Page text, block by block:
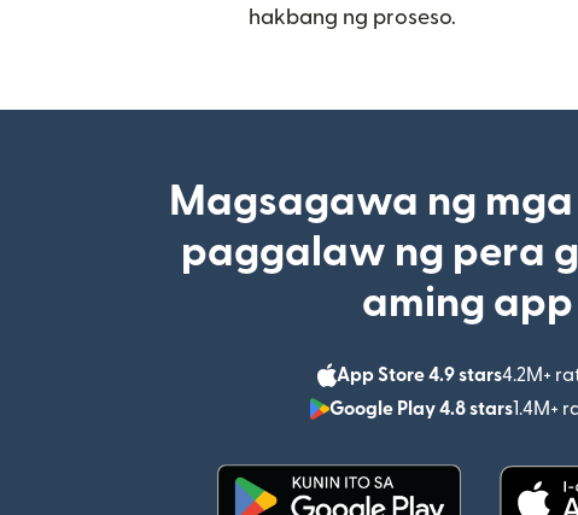
hakbang ng proseso.
Magsagawa ng
paggalaw ng pera
aming app
App Store 4.9 stars4.2M+
Google Play 4.8 stars1.4M+